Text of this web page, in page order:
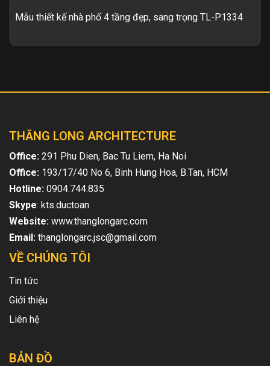
...
Mẫu thiết kế nhà phố 4 tầng đẹp, sang trọng TL-P1334
THĂNG LONG ARCHITECTURE
Office: 291 Phu Dien, Bac Tu Liem, Ha Noi
Office: 193/17/40 No 6, Binh Hung Hoa, B.Tan, HCM
Hotline: 0904.744.835
Skype: kts.ductoan
Website: www.thanglongarc.com
Email: thanglongarc.jsc@gmail.com
VỀ CHÚNG TÔI
Tin tức
Giới thiệu
Liên hệ
BẢN ĐỒ